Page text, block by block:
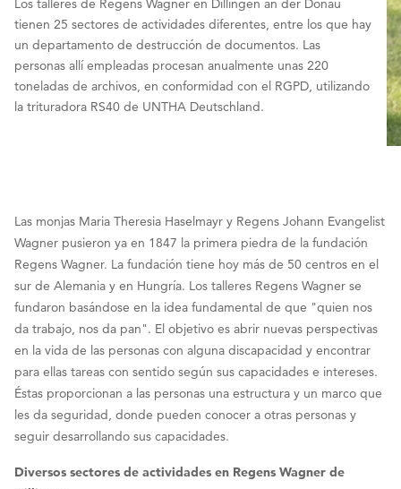
tienen 25 sectores de actividades diferentes, entre los que hay
un departamento de destrucción de documentos. Las
personas allí empleadas procesan anualmente unas 220
toneladas de archivos, en conformidad con el RGPD, utilizando
la trituradora RS40 de UNTHA Deutschland.
Las monjas Maria Theresia Haselmayr y Regens Johann Evangelist
Wagner pusieron ya en 1847 la primera piedra de la fundación
Regens Wagner. La fundación tiene hoy más de 50 centros en el
sur de Alemania y en Hungría. Los talleres Regens Wagner se
fundaron basándose en la idea fundamental de que "quien nos
da trabajo, nos da pan". El objetivo es abrir nuevas perspectivas
en la vida de las personas con alguna discapacidad y encontrar
para ellas tareas con sentido según sus capacidades e intereses.
Éstas proporcionan a las personas una estructura y un marco que
les da seguridad, donde pueden conocer a otras personas y
seguir desarrollando sus capacidades.
Diversos sectores de actividades en Regens Wagner de